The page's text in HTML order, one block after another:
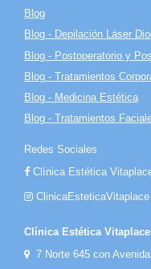
Blog
Blog - Depilación Láser
Blog - Postoperatorio y
Blog - Tratamientos
Blog - Medicina Estética
Blog - Tratamientos
Redes Sociales
Clínica Estética
ClinicaEsteticaVitaplace
Clínica Estética Vitaplace
7 Norte 645 con